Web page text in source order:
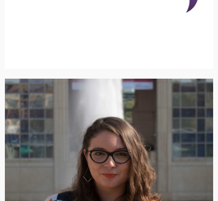
"Actuellement, je suis alternante chez Thalatoo, une
"L’alternance, c’est pour moi le moyen le plus efficace
de valoriser mes compétences en milieu professionnel.
J’ai choisi cette voie également dans l’espoir de faciliter
mon entrée sur le marché du travail"
Suivez-moi !